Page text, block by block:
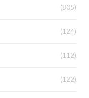
(805)
(124)
(112)
(122)